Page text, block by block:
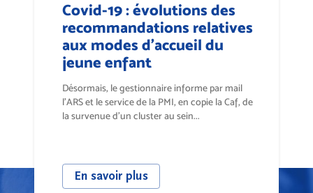
Covid-19 : évolutions des
recommandations relatives
aux modes d'accueil du
jeune enfant
Désormais, le gestionnaire informe par mail
l’ARS et le service de la PMI, en copie la Caf, de
la survenue d’un cluster au sein...
En savoir plus